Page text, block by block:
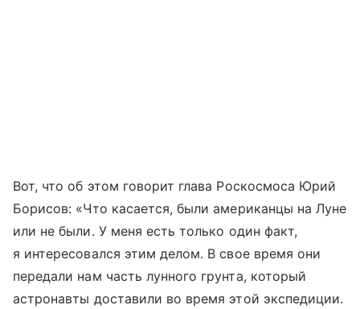
Вот, что об этом говорит глава Роскосмоса Юрий
Борисов: «Что касается, были американцы на Луне
или не были. У меня есть только один факт,
я интересовался этим делом. В свое время они
передали нам часть лунного грунта, который
астронавты доставили во время этой экспедиции.